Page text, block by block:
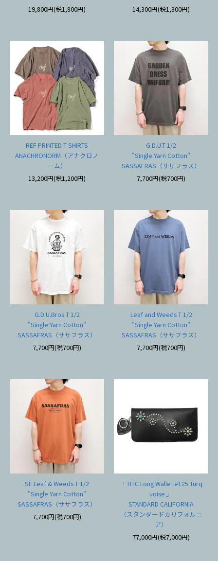
19,800円(税1,800円)
14,300円(税1,300円)
REF PRINTED T-SHIRTS
ANACHRONORM（アナクロノ
ーム）
13,200円(税1,200円)
G.D.U.T 1/2
"Single Yarn Cotton"
SASSAFRAS（ササフラス）
7,700円(税700円)
G.D.U.Bros T 1/2
"Single Yarn Cotton"
SASSAFRAS（ササフラス）
7,700円(税700円)
Leaf and Weeds T 1/2
"Single Yarn Cotton"
SASSAFRAS（ササフラス）
7,700円(税700円)
SF Leaf & Weeds T 1/2
"Single Yarn Cotton"
SASSAFRAS（ササフラス）
7,700円(税700円)
「 HTC Long Wallet #125 Turq
uoise 」
STANDARD CALIFORNIA
（スタンダードカリフォルニ
ア）
77,000円(税7,000円)